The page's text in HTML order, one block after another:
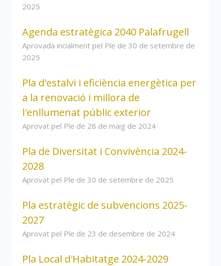
2025
Agenda estratègica 2040 Palafrugell
Aprovada incialment pel Ple de 30 de setembre de
2025
Pla d'estalvi i eficiència energètica per
a la renovació i millora de
l'enllumenat públic exterior
Aprovat pel Ple de 28 de maig de 2024
Pla de Diversitat i Convivència 2024-
2028
Aprovat pel Ple de 30 de setembre de 2025
Pla estratègic de subvencions 2025-
2027
Aprovat pel Ple de 23 de desembre de 2024
Pla Local d'Habitatge 2024-2029